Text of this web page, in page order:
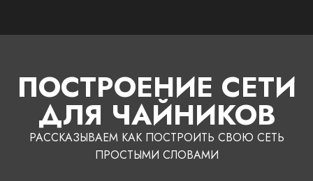
ПОСТРОЕНИЕ СЕТИ
ДЛЯ ЧАЙНИКОВ
РАССКАЗЫВАЕМ КАК ПОСТРОИТЬ СВОЮ СЕТЬ
ПРОСТЫМИ СЛОВАМИ